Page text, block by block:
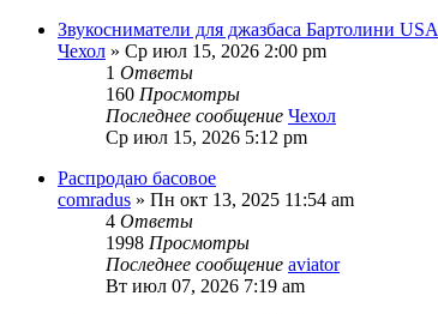
Звукосниматели для джазбаса Бартолини USA
Чехол » Ср июл 15, 2026 2:00 pm
1 Ответы
160 Просмотры
Последнее сообщение Чехол
Ср июл 15, 2026 5:12 pm
Распродаю басовое
comradus » Пн окт 13, 2025 11:54 am
4 Ответы
1998 Просмотры
Последнее сообщение aviator
Вт июл 07, 2026 7:19 am